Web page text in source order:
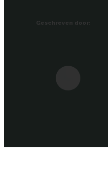
Geschreven door: